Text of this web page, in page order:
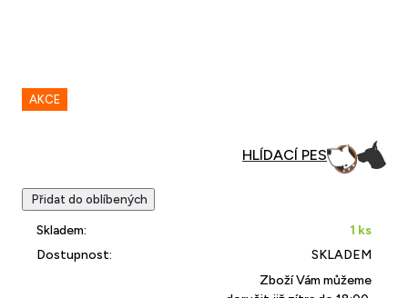
AKCE
Přidat do oblíbených
Skladem:
1 ks
Dostupnost:
SKLADEM
Zboží Vám můžeme